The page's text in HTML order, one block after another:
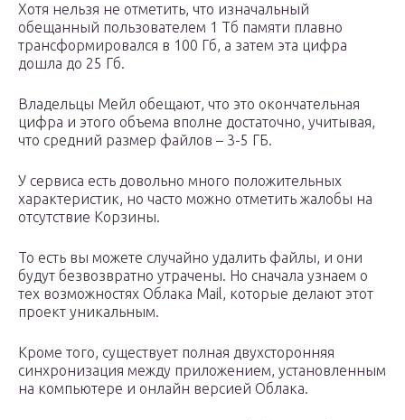
Хотя нельзя не отметить, что изначальный
обещанный пользователем 1 Тб памяти плавно
трансформировался в 100 Гб, а затем эта цифра
дошла до 25 Гб.
Владельцы Мейл обещают, что это окончательная
цифра и этого объема вполне достаточно, учитывая,
что средний размер файлов – 3-5 ГБ.
У сервиса есть довольно много положительных
характеристик, но часто можно отметить жалобы на
отсутствие Корзины.
То есть вы можете случайно удалить файлы, и они
будут безвозвратно утрачены. Но сначала узнаем о
тех возможностях Облака Mail, которые делают этот
проект уникальным.
Кроме того, существует полная двухсторонняя
синхронизация между приложением, установленным
на компьютере и онлайн версией Облака.